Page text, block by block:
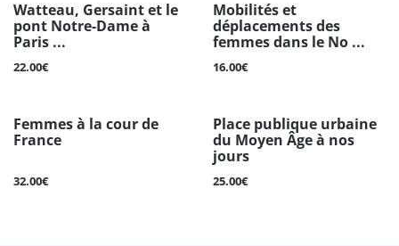
Watteau, Gersaint et le
pont Notre-Dame à
Paris ...
22.00€
Mobilités et
déplacements des
femmes dans le No ...
16.00€
Femmes à la cour de
France
32.00€
Place publique urbaine
du Moyen Âge à nos
jours
25.00€